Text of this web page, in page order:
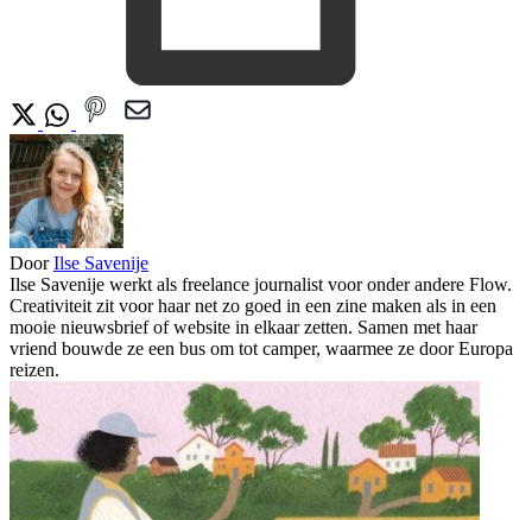
Door Ilse Savenije
Ilse Savenije werkt als freelance journalist voor onder andere Flow.
Creativiteit zit voor haar net zo goed in een zine maken als in een
mooie nieuwsbrief of website in elkaar zetten. Samen met haar
vriend bouwde ze een bus om tot camper, waarmee ze door Europa
reizen.